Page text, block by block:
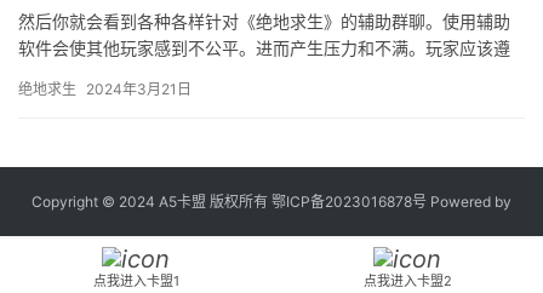
然后你就会看到各种各样针对《绝地求生》的辅助群聊。使用辅助
软件会使其他玩家感到不公平。进而产生压力和不满。玩家应该遵
绝地求生 2024年3月21日
Copyright © 2024 A5卡盟 版权所有 鄂ICP备2023016878号 Powered by
点我进入卡盟1 点我进入卡盟2